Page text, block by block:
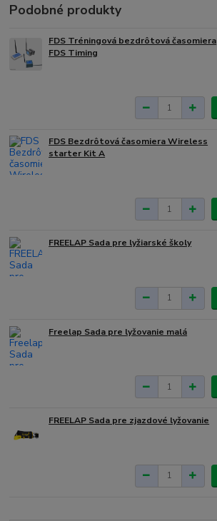
Podobné produkty
FDS Tréningová bezdrôtová časomiera
FDS Timing
FDS Bezdrôtová časomiera Wireless
starter Kit A
FREELAP Sada pre lyžiarské školy
Freelap Sada pre lyžovanie malá
FREELAP Sada pre zjazdové lyžovanie